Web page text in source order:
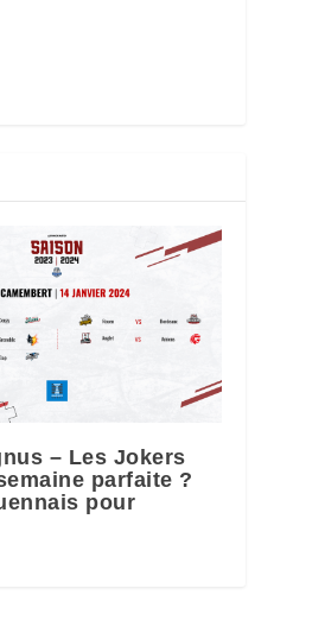
– Les Jokers
parfaite ?
pour